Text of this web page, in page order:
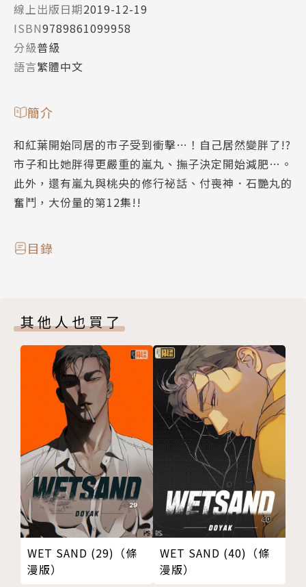
線上出版日期2019-12-19
ISBN9789861099958
分級普級
語言繁體中文
簡介
和紅葉開始同居的市子受到衝擊…！自己居然變胖了!?
市子和比她胖得更嚴重的嵐丸、撫子決定開始減肥…。
此外，還有嵐丸與桃央的修行祕話、付喪神．石艷丸的
奮鬥，大份量的第12集!!
目錄
其他人也買了
WET SAND (29)（條
漫版）
WET SAND (40)（條
漫版）